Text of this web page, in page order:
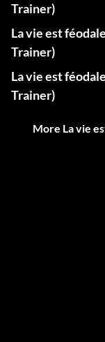
Trainer)
La vie est
Trainer)
La vie est
Trainer)
More La vie